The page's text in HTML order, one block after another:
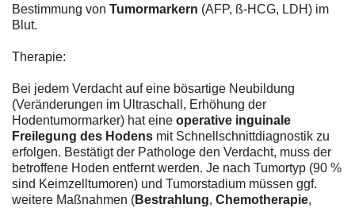
Bestimmung von Tumormarkern (AFP, ß-HCG, LDH) im
Blut.
Therapie:
Bei jedem Verdacht auf eine bösartige Neubildung
(Veränderungen im Ultraschall, Erhöhung der
Hodentumormarker) hat eine operative inguinale
Freilegung des Hodens mit Schnellschnittdiagnostik zu
erfolgen. Bestätigt der Pathologe den Verdacht, muss der
betroffene Hoden entfernt werden. Je nach Tumortyp (90 %
sind Keimzelltumoren) und Tumorstadium müssen ggf.
weitere Maßnahmen (Bestrahlung, Chemotherapie,